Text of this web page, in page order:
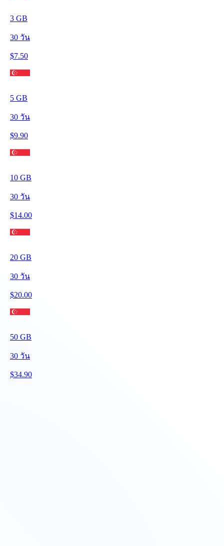
3 GB
30 วัน
$7.50
5 GB
30 วัน
$9.90
10 GB
30 วัน
$14.00
20 GB
30 วัน
$20.00
50 GB
30 วัน
$34.90